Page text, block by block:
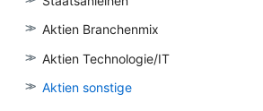
Aktien Branchenmix
Aktien Technologie/IT
Aktien sonstige